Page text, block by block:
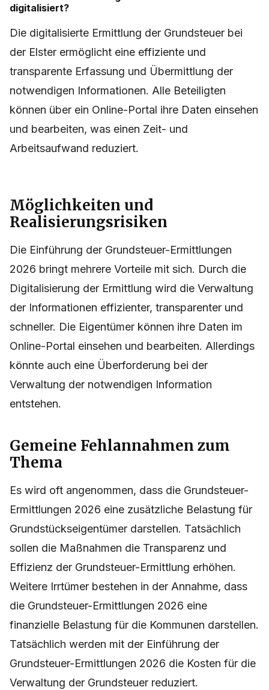
digitalisiert?
Die digitalisierte Ermittlung der Grundsteuer bei
der Elster ermöglicht eine effiziente und
transparente Erfassung und Übermittlung der
notwendigen Informationen. Alle Beteiligten
können über ein Online-Portal ihre Daten einsehen
und bearbeiten, was einen Zeit- und
Arbeitsaufwand reduziert.
Möglichkeiten und
Realisierungsrisiken
Die Einführung der Grundsteuer-Ermittlungen
2026 bringt mehrere Vorteile mit sich. Durch die
Digitalisierung der Ermittlung wird die Verwaltung
der Informationen effizienter, transparenter und
schneller. Die Eigentümer können ihre Daten im
Online-Portal einsehen und bearbeiten. Allerdings
könnte auch eine Überforderung bei der
Verwaltung der notwendigen Information
entstehen.
Gemeine Fehlannahmen zum
Thema
Es wird oft angenommen, dass die Grundsteuer-
Ermittlungen 2026 eine zusätzliche Belastung für
Grundstückseigentümer darstellen. Tatsächlich
sollen die Maßnahmen die Transparenz und
Effizienz der Grundsteuer-Ermittlung erhöhen.
Weitere Irrtümer bestehen in der Annahme, dass
die Grundsteuer-Ermittlungen 2026 eine
finanzielle Belastung für die Kommunen darstellen.
Tatsächlich werden mit der Einführung der
Grundsteuer-Ermittlungen 2026 die Kosten für die
Verwaltung der Grundsteuer reduziert.